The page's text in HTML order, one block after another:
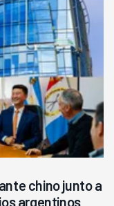
chino junto a
argentinos